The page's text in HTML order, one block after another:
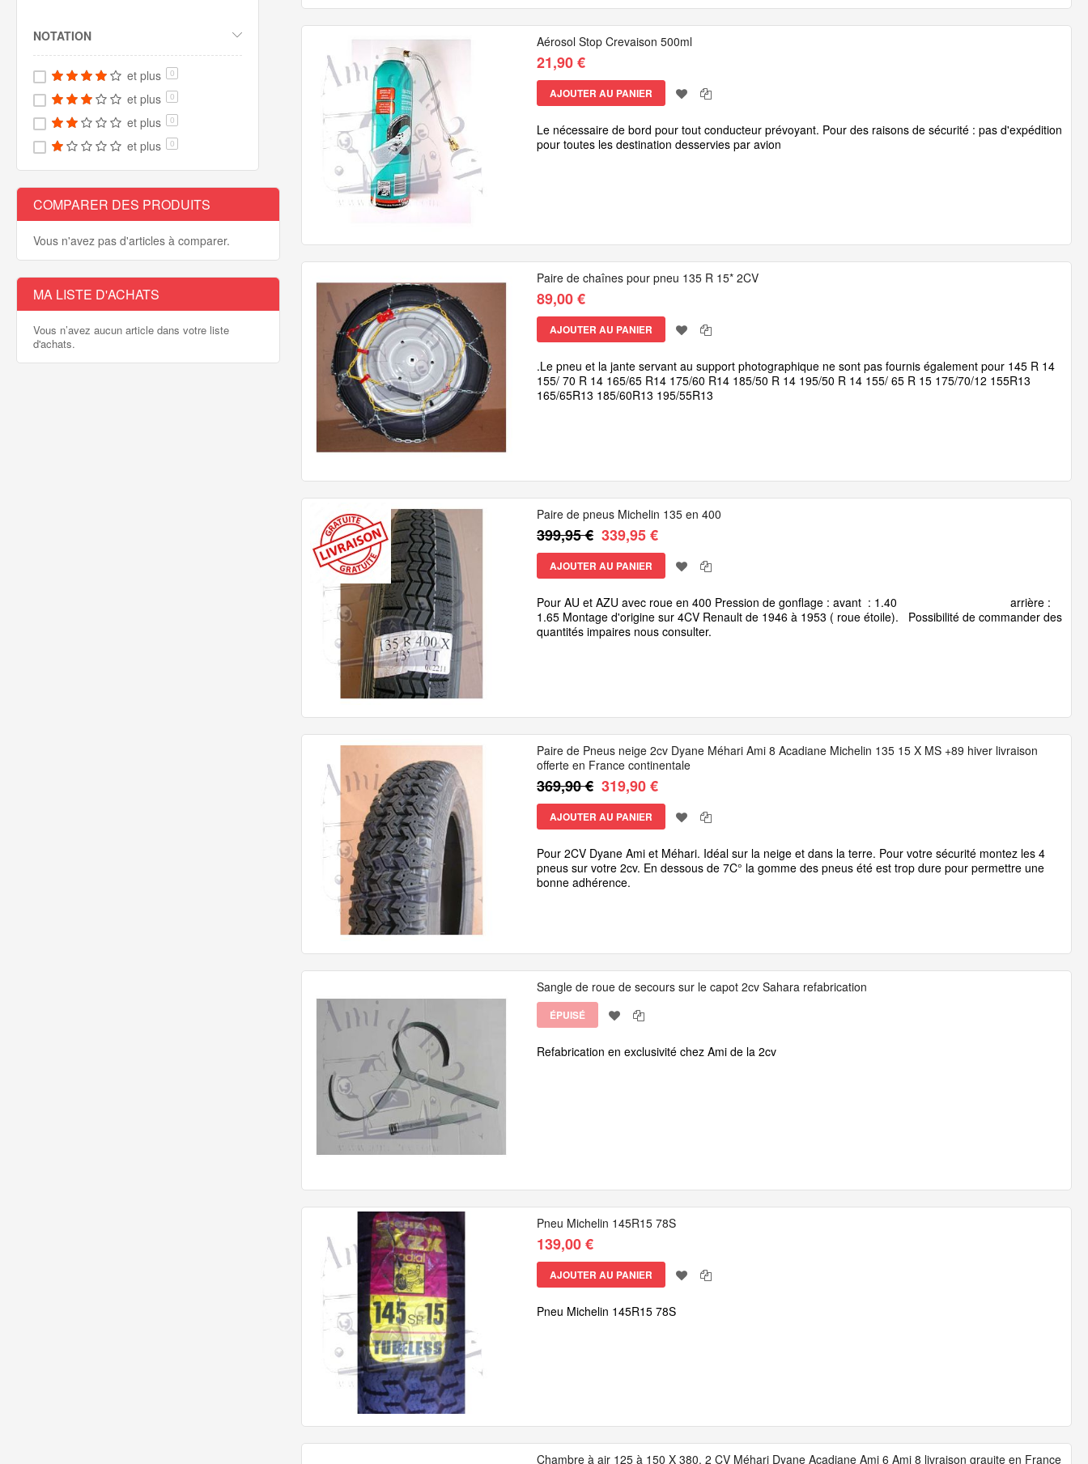
Aérosol Stop Crevaison 500ml
21,90 €
AJOUTER AU PANIER
Le nécessaire de bord pour tout conducteur prévoyant. Pour des raisons de sécurité : pas d'expédition
pour toutes les destination desservies par avion
Paire de chaînes pour pneu 135 R 15* 2CV
89,00 €
AJOUTER AU PANIER
.Le pneu et la jante servant au support photographique ne sont pas fournis également pour 145 R 14
155/ 70 R 14 165/65 R14 175/60 R14 185/50 R 14 195/50 R 14 155/ 65 R 15 175/70/12 155R13
165/65R13 185/60R13 195/55R13
Paire de pneus Michelin 135 en 400
339,95 €
399,95 €
AJOUTER AU PANIER
Pour AU et AZU avec roue en 400 Pression de gonflage : avant : 1.40 arrière :
1.65 Montage d'origine sur 4CV Renault de 1946 à 1953 ( roue étoile). Possibilité de commander des
quantités impaires nous consulter.
Paire de Pneus neige 2cv Dyane Méhari Ami 8 Acadiane Michelin 135 15 X MS +89 hiver livraison
offerte en France continentale
319,90 €
369,90 €
AJOUTER AU PANIER
Pour 2CV Dyane Ami et Méhari. Idéal sur la neige et dans la terre. Pour votre sécurité montez les 4
pneus sur votre 2cv. En dessous de 7C° la gomme des pneus été est trop dure pour permettre une
bonne adhérence.
Sangle de roue de secours sur le capot 2cv Sahara refabrication
ÉPUISÉ
Refabrication en exclusivité chez Ami de la 2cv
Pneu Michelin 145R15 78S
139,00 €
AJOUTER AU PANIER
Pneu Michelin 145R15 78S
Chambre à air 125 à 150 X 380, 2 CV Méhari Dyane Acadiane Ami 6 Ami 8 livraison grauite en France
NOTATION
et plus 0
et plus 0
et plus 0
et plus 0
COMPARER DES PRODUITS
Vous n'avez pas d'articles à comparer.
MA LISTE D'ACHATS
Vous n’avez aucun article dans votre liste
d'achats.